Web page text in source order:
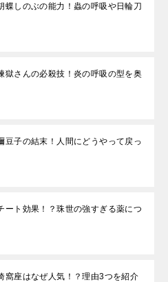
蝶しのぶの能力！蟲の呼吸や日輪刀
獄さんの必殺技！炎の呼吸の型を奥
豆子の結末！人間にどうやって戻っ
ート効果！？珠世の強すぎる薬につ
窩座はなぜ人気！？理由3つを紹介